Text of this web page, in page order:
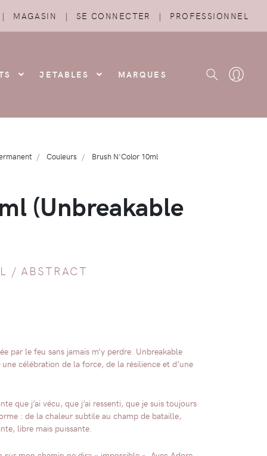
| MAGASIN | SE CONNECTER | PROFESSIONNEL
JETABLES MARQUES
Couleurs Brush N'Color 10ml
(Unbreakable
/ ABSTRACT
par le feu sans jamais m’y perdre. Unbreakable
célébration de la force, de la résilience et d’une
que j’ai vécu, que j’ai ressenti, que je suis toujours
: de la chaleur subtile au champ de bataille,
libre mais puissante.